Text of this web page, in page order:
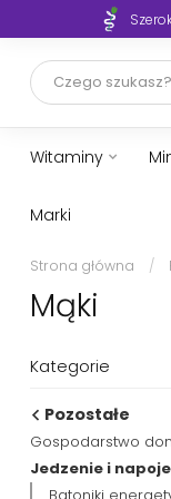
Twoje
Witaminy
Marki
Strona główna /
Mąki
Kategorie
Pozostałe
Gospodarstwo
Jedzenie i napoje